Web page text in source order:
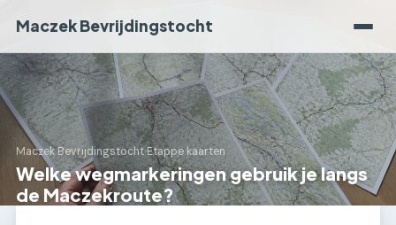
Maczek Bevrijdingstocht
Maczek Bevrijdingstocht›Etappe kaarten
Welke wegmarkeringen gebruik je langs
de Maczekroute?